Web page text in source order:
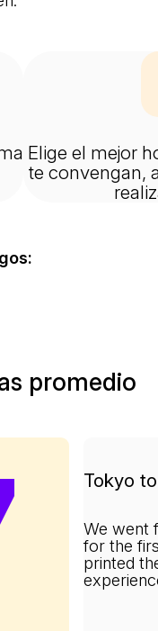
Elige el mejor
te convengan,
promedio
Tokyo
We went
for the
printed